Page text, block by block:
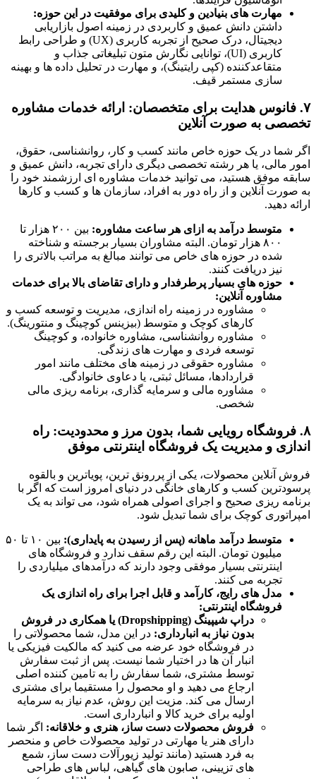
مهارت های بنیادین و کلیدی برای موفقیت در این حوزه:
داشتن دانش عمیق و کاربردی در زمینه اصول بازاریابی
دیجیتال، درک صحیح از تجربه کاربری (UX) و طراحی رابط
کاربری (UI)، توانایی نگارش متون تبلیغاتی جذاب و
متقاعدکننده (کپی رایتینگ)، و مهارت در تحلیل داده ها و بهینه
سازی مستمر قیف.
۷. فانوس هدایت برای متخصصان: ارائه خدمات مشاوره
تخصصی به صورت آنلاین
اگر شما در یک حوزه خاص مانند کسب و کار، روانشناسی، حقوق،
امور مالی، یا هر رشته تخصصی دیگری دارای تجربه، دانش عمیق و
سابقه موفق هستید، می توانید خدمات مشاوره ای ارزشمند خود را
به صورت آنلاین و از راه دور به افراد، سازمان ها و کسب و کارها
ارائه دهید.
متوسط درآمد به ازای هر ساعت مشاوره:
بین ۲۰۰ هزار تا
۸۰۰ هزار تومان. البته مشاوران بسیار برجسته و شناخته
شده در حوزه های خاص می توانند مبالغ به مراتب بالاتری را
نیز دریافت کنند.
حوزه های بسیار پرطرفدار و دارای تقاضای بالا برای خدمات
مشاوره آنلاین:
مشاوره در زمینه راه اندازی، مدیریت و توسعه کسب و
کارهای کوچک و متوسط (بیزینس کوچینگ و منتورینگ).
مشاوره روانشناسی، مشاوره خانواده، و کوچینگ
توسعه فردی و مهارت های زندگی.
مشاوره حقوقی در زمینه های مختلف مانند امور
قراردادها، مسائل ثبتی، یا دعاوی خانوادگی.
مشاوره مالی و سرمایه گذاری، برنامه ریزی مالی
شخصی.
۸. فروشگاه رویایی شما، بدون مرز و محدودیت: راه
اندازی و مدیریت یک فروشگاه اینترنتی موفق
فروش آنلاین محصولات، یکی از پررونق ترین، پویاترین و بالقوه
پرسودترین کسب و کارهای خانگی در دنیای امروز است که اگر با
برنامه ریزی صحیح و اجرای اصولی همراه شود، می تواند به یک
امپراتوری کوچک برای شما تبدیل شود.
متوسط درآمد ماهانه (پس از رسیدن به پایداری):
بین ۱۰ تا ۵۰
میلیون تومان. البته این رقم سقف ندارد و فروشگاه های
اینترنتی بسیار موفقی وجود دارند که درآمدهای میلیاردی را
تجربه می کنند.
مدل های رایج، کارآمد و قابل اجرا برای راه اندازی یک
فروشگاه اینترنتی:
دراپ شیپینگ (Dropshipping) یا همکاری در فروش
بدون نیاز به انبارداری: در این مدل، شما محصولاتی را
در فروشگاه خود عرضه می کنید که مالکیت فیزیکی یا
انبار آن ها در اختیار شما نیست. پس از ثبت سفارش
توسط مشتری، شما سفارش را به تامین کننده اصلی
ارجاع می دهید و او محصول را مستقیما برای مشتری
ارسال می کند. مزیت این روش، عدم نیاز به سرمایه
اولیه برای خرید کالا و انبارداری است.
فروش محصولات دست ساز، هنری و خلاقانه: اگر شما
دارای هنر یا مهارتی در تولید محصولات خاص و منحصر
به فرد هستید (مانند تولید زیورآلات دست ساز، شمع
های تزیینی، صابون های گیاهی، لباس های طراحی